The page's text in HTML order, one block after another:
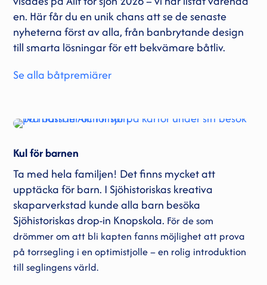
en. Här får du en unik chans att se de senaste
nyheterna först av alla, från banbrytande design
till smarta lösningar för ett bekvämare båtliv.
Se alla båtpremiärer
Kul för barnen
Ta med hela familjen! Det finns mycket att
upptäcka för barn. I Sjöhistoriskas kreativa
skaparverkstad kunde alla barn besöka
Sjöhistoriskas drop-in Knopskola. För de som
drömmer om att bli kapten fanns möjlighet att prova
på torrsegling i en optimistjolle – en rolig introduktion
till seglingens värld.